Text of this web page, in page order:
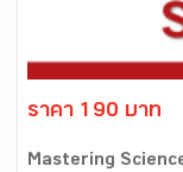
ราคา 190 บาท
Mastering